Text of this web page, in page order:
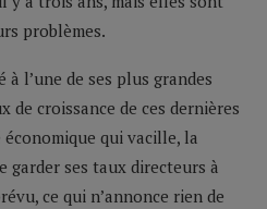
problèmes.
à l’une de ses plus grandes
de croissance de ces dernières
qui vacille, la
garder ses taux directeurs à
ce qui n’annonce rien de